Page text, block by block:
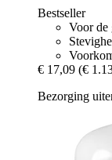
Bestseller
Voor de
€ 17,09 (€
Bezorging